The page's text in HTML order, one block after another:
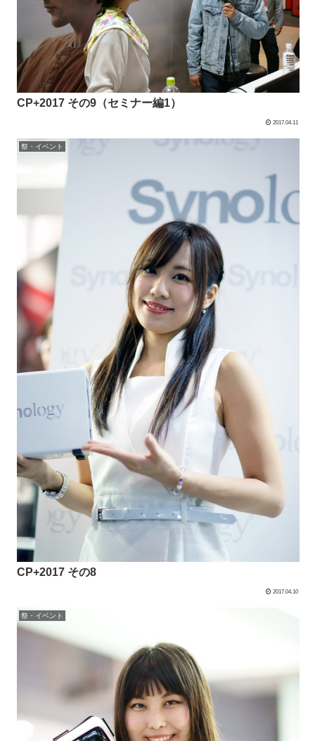
CP+2017 その9（セミナー編1）
2017.04.11
祭・イベント
CP+2017 その8
2017.04.10
祭・イベント